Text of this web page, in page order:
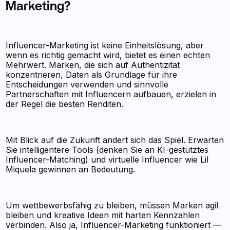
Marketing?
Influencer-Marketing ist keine Einheitslösung, aber
wenn es richtig gemacht wird, bietet es einen echten
Mehrwert. Marken, die sich auf Authentizität
konzentrieren, Daten als Grundlage für ihre
Entscheidungen verwenden und sinnvolle
Partnerschaften mit Influencern aufbauen, erzielen in
der Regel die besten Renditen.
Mit Blick auf die Zukunft ändert sich das Spiel. Erwarten
Sie intelligentere Tools (denken Sie an KI-gestütztes
Influencer-Matching) und virtuelle Influencer wie Lil
Miquela gewinnen an Bedeutung.
Um wettbewerbsfähig zu bleiben, müssen Marken agil
bleiben und kreative Ideen mit harten Kennzahlen
verbinden. Also ja, Influencer-Marketing funktioniert —